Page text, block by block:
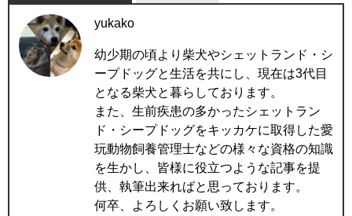
yukako
幼少期の頃より柴犬やシェットランド・シ
ープドッグと生活を共にし、現在は3代目
となる柴犬と暮らしております。
また、生前疾患の多かったシェットラン
ド・シープドッグをキッカケに取得した愛
玩動物飼養管理士などの様々な資格の知識
を生かし、皆様に役立つような記事を提
供、執筆出来ればと思っております。
何卒、よろしくお願い致します。